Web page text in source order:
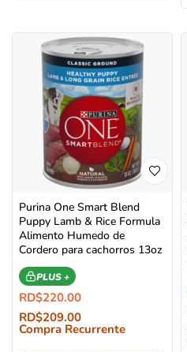
Purina One Smart Blend
Puppy Lamb & Rice Formula
Alimento Humedo de
Cordero para cachorros 13oz
PLUS +
RD$220.00
RD$209.00
Compra Recurrente